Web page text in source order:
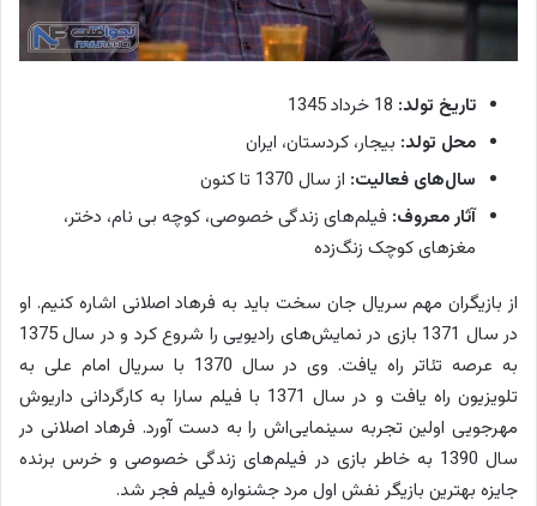
تاریخ تولد:
محل تولد: بیجار، کردستان، ایران
سال‌های فعالیت: از سال 1370 تا کنون
آثار معروف: فیلم‌های زندگی خصوصی، کوچه بی نام، دختر،
مغزهای کوچک زنگ‌زده
از بازیگران مهم سریال جان سخت باید به فرهاد اصلانی اشاره کنیم. او
در سال 1371 بازی در نمایش‌های رادیویی را شروع کرد و در سال 1375
به عرصه تئاتر راه یافت. وی در سال 1370 با سریال امام علی به
تلویزیون راه یافت و در سال 1371 با فیلم سارا به کارگردانی داریوش
مهرجویی اولین تجربه سینمایی‌اش را به دست آورد. فرهاد اصلانی در
سال 1390 به خاطر بازی در فیلم‌های زندگی خصوصی و خرس برنده
جایزه بهترین بازیگر نفش اول مرد جشنواره فیلم فجر شد.